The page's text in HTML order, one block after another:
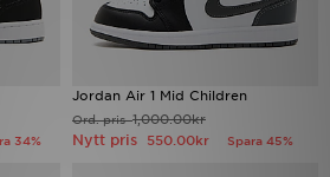
34%
Jordan Air 1 Mid Children
Ord. pris1,000.00kr
Nytt pris 550.00kr Spara 45%